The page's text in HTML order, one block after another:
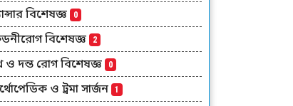
বিশেষজ্ঞ 0
বিশেষজ্ঞ 2
ও দন্ত রোগ বিশেষজ্ঞ 0
ও ট্রমা সার্জন 1